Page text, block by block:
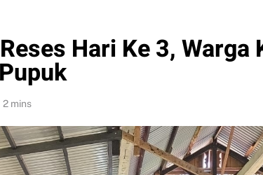
Hari Ke 3, Warga
2 mins